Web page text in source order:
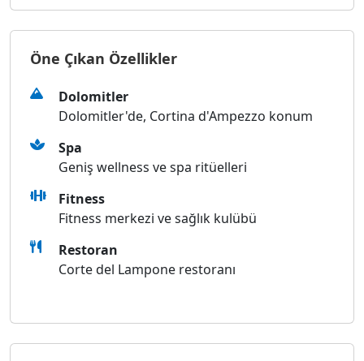
Öne Çıkan Özellikler
Dolomitler
Dolomitler'de, Cortina d'Ampezzo konum
Spa
Geniş wellness ve spa ritüelleri
Fitness
Fitness merkezi ve sağlık kulübü
Restoran
Corte del Lampone restoranı